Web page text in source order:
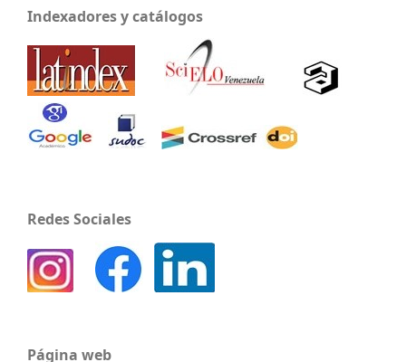
Indexadores y catálogos
Redes Sociales
Página web